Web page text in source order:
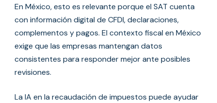
En México, esto es relevante porque el SAT cuenta
con información digital de CFDI, declaraciones,
complementos y pagos. El contexto fiscal en México
exige que las empresas mantengan datos
consistentes para responder mejor ante posibles
revisiones.
La IA en la recaudación de impuestos puede ayudar